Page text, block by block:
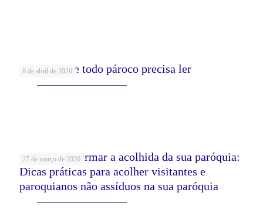
8 de abril de 2026
5 Livros que todo pároco precisa ler
27 de março de 2026
Como transformar a acolhida da sua paróquia:
Dicas práticas para acolher visitantes e
paroquianos não assíduos na sua paróquia